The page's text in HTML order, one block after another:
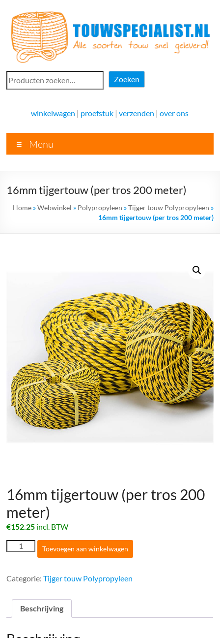
naar
inhoud
Touwspecialist.nl
voor
vele
soorten
goed
advies!
Zoeken
Zoeken
winkelwagen | proefstuk |verzenden |over ons
Menu
16mm tijgertouw (per tros 200 meter)
Home»Webwinkel » Polypropyleen »Tijger touw Polypropyleen »
16mm tijgertouw (per tros 200 meter)
16mm tijgertouw (per tros 200
meter)
€152.25 incl. BTW
16mm
tijgertouw
200
Toevoegen aan winkelwagen
Categorie:Tijger touw Polypropyleen
Beschrijving